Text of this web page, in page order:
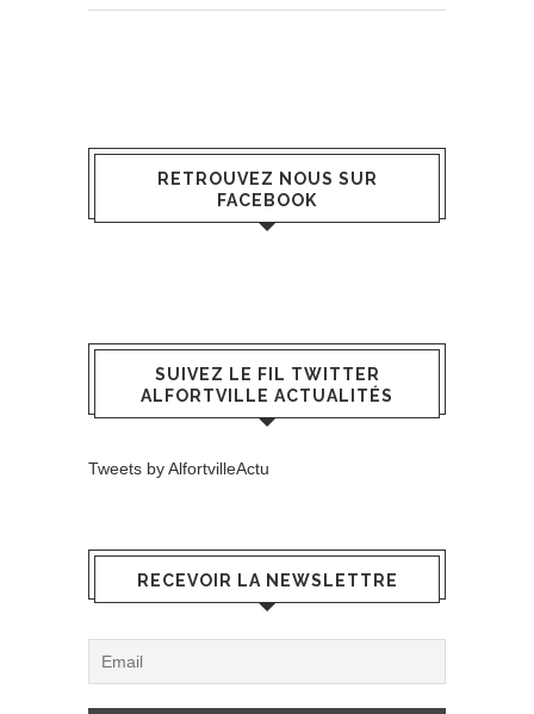
RETROUVEZ NOUS SUR
FACEBOOK
SUIVEZ LE FIL TWITTER
ALFORTVILLE ACTUALITÉS
Tweets by AlfortvilleActu
RECEVOIR LA NEWSLETTRE